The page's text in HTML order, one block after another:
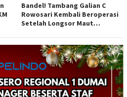
Bandel! Tambang Galian C
Rowosari Kembali Beroperasi
Setelah Longsor Maut